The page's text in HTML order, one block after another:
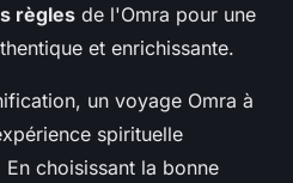
règles de l'Omra pour une
et enrichissante.
un voyage Omra à
spirituelle
choisissant la bonne